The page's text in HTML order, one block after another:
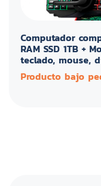
Computador
RAM SSD 1TB +
teclado, mouse,
Producto bajo